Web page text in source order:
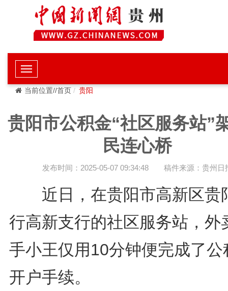
当前位置//首页 贵阳
贵阳市公积金“社区服务站”
民连心桥
发布时间：2025-05-07 09:34:48 稿件来源：贵州日
近日，在贵阳市高新区贵
行高新支行的社区服务站，外
手小王仅用10分钟便完成了公
开户手续。